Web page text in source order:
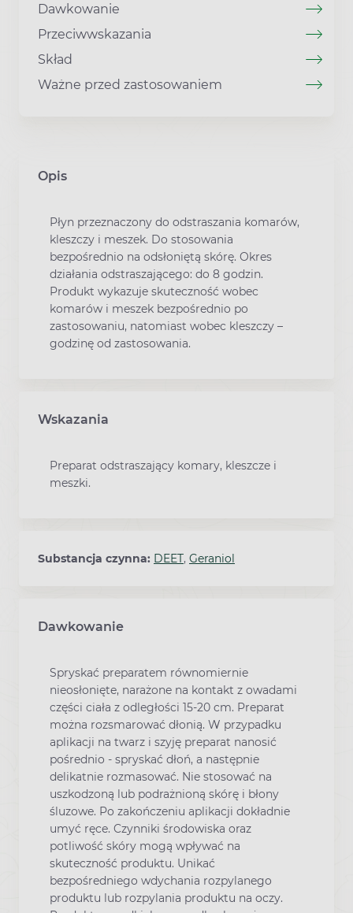
Dawkowanie
Przeciwwskazania
Skład
Ważne przed zastosowaniem
Opis
Płyn przeznaczony do odstraszania komarów,
kleszczy i meszek. Do stosowania
bezpośrednio na odsłoniętą skórę. Okres
działania odstraszającego: do 8 godzin.
Produkt wykazuje skuteczność wobec
komarów i meszek bezpośrednio po
zastosowaniu, natomiast wobec kleszczy –
godzinę od zastosowania.
Wskazania
Preparat odstraszający komary, kleszcze i
meszki.
Substancja czynna: DEET, Geraniol
Dawkowanie
Spryskać preparatem równomiernie
nieosłonięte, narażone na kontakt z owadami
części ciała z odległości 15-20 cm. Preparat
można rozsmarować dłonią. W przypadku
aplikacji na twarz i szyję preparat nanosić
pośrednio - spryskać dłoń, a następnie
delikatnie rozmasować. Nie stosować na
uszkodzoną lub podrażnioną skórę i błony
śluzowe. Po zakończeniu aplikacji dokładnie
umyć ręce. Czynniki środowiska oraz
potliwość skóry mogą wpływać na
skuteczność produktu. Unikać
bezpośredniego wdychania rozpylanego
produktu lub rozpylania produktu na oczy.